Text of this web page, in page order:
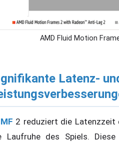
AMD Fluid Motion
Latenz-
2 reduziert die Latenzzeit
Laufruhe des Spiels.